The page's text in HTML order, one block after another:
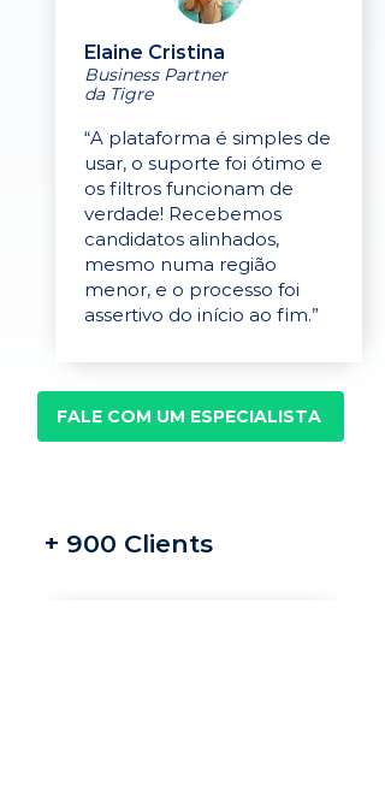
Elaine Cristina
Business Partner
da Tigre
“A plataforma é simples de
usar, o suporte foi ótimo e
os filtros funcionam de
verdade! Recebemos
candidatos alinhados,
mesmo numa região
menor, e o processo foi
assertivo do início ao fim.”
FALE COM UM ESPECIALISTA
+ 900 Clients